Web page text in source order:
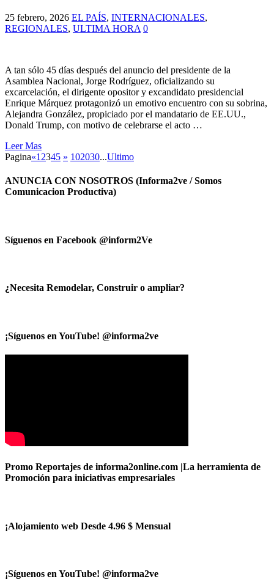
25 febrero, 2026 EL PAÍS, INTERNACIONALES,
REGIONALES, ULTIMA HORA 0
A tan sólo 45 días después del anuncio del presidente de la
Asamblea Nacional, Jorge Rodríguez, oficializando su
excarcelación, el dirigente opositor y excandidato presidencial
Enrique Márquez protagonizó un emotivo encuentro con su sobrina,
Alejandra González, propiciado por el mandatario de EE.UU.,
Donald Trump, con motivo de celebrarse el acto …
Leer Mas
Pagina«1 2345 » 102030...Ultimo
ANUNCIA CON NOSOTROS (Informa2ve / Somos
Comunicacion Productiva)
Síguenos en Facebook @inform2Ve
¿Necesita Remodelar, Construir o ampliar?
¡Síguenos en YouTube! @informa2ve
Promo Reportajes de informa2online.com |La herramienta de
Promoción para iniciativas empresariales
¡Alojamiento web Desde 4.96 $ Mensual
¡Síguenos en YouTube! @informa2ve